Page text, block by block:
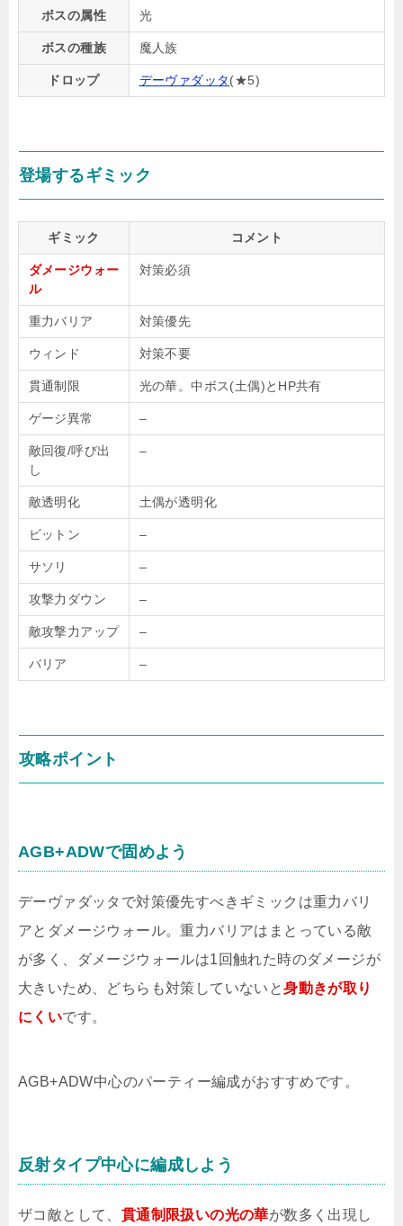
ボスの属性 光
ボスの種族 魔人族
ドロップ デーヴァダッタ(★5)
登場するギミック
ギミック コメント
ダメージウォー
ル
対策必須
重力バリア 対策優先
ウィンド 対策不要
貫通制限 光の華。中ボス(土偶)とHP共有
ゲージ異常 –
敵回復/呼び出
し
–
敵透明化 土偶が透明化
ビットン –
サソリ –
攻撃力ダウン –
敵攻撃力アップ –
バリア –
攻略ポイント
AGB+ADWで固めよう
デーヴァダッタで対策優先すべきギミックは重力バリ
アとダメージウォール。重力バリアはまとっている敵
が多く、ダメージウォールは1回触れた時のダメージが
大きいため、どちらも対策していないと身動きが取り
にくいです。
AGB+ADW中心のパーティー編成がおすすめです。
反射タイプ中心に編成しよう
ザコ敵として、 貫通制限扱いの光の華が数多く出現し